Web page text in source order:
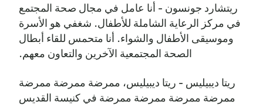
ريتشارد جونسون - أنا عامل في مجال صحة المجتمع
في مركز الرعاية الشاملة للأطفال. شغفي هو الأسرة
وموسيقى الأطفال والشواء. أنا متحمس للقاء أبطال
الصحة المجتمعية الآخرين والتعاون معهم.
ريتا ديبيليس - ريتا ديبيليس، ممرضة ممرضة ممرضة
ممرضة ممرضة ممرضة ممرضة في كنيسة القديس